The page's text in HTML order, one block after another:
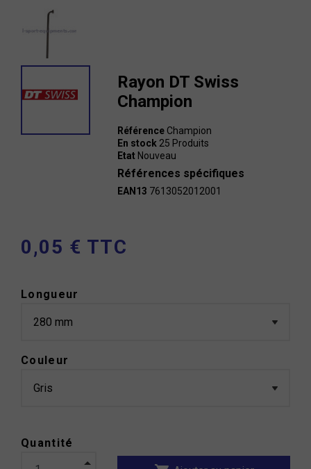
Rayon DT Swiss
Champion
Référence Champion
En stock 25 Produits
Etat Nouveau
Références spécifiques
EAN13 7613052012001
0,05 € TTC
Longueur
Couleur
Quantité